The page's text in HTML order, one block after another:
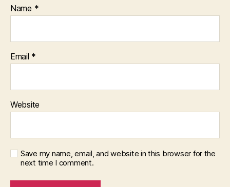
Name *
Email *
Website
Save my name, email, and website in this browser for the
next time I comment.